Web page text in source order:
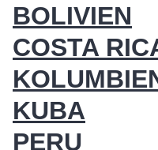
BOLIVIEN
COSTA
KUBA
PERU